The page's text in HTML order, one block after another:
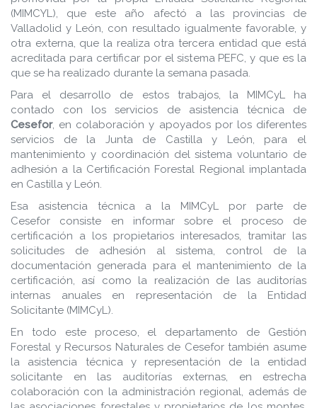
(MIMCYL), que este año afectó a las provincias de
Valladolid y León, con resultado igualmente favorable, y
otra externa, que la realiza otra tercera entidad que está
acreditada para certificar por el sistema PEFC, y que es la
que se ha realizado durante la semana pasada.
Para el desarrollo de estos trabajos, la MIMCyL ha
contado con los servicios de asistencia técnica de
Cesefor, en colaboración y apoyados por los diferentes
servicios de la Junta de Castilla y León, para el
mantenimiento y coordinación del sistema voluntario de
adhesión a la Certificación Forestal Regional implantada
en Castilla y León.
Esa asistencia técnica a la MIMCyL por parte de
Cesefor consiste en informar sobre el proceso de
certificación a los propietarios interesados, tramitar las
solicitudes de adhesión al sistema, control de la
documentación generada para el mantenimiento de la
certificación, así como la realización de las auditorías
internas anuales en representación de la Entidad
Solicitante (MIMCyL).
En todo este proceso, el departamento de Gestión
Forestal y Recursos Naturales de Cesefor también asume
la asistencia técnica y representación de la entidad
solicitante en las auditorías externas, en estrecha
colaboración con la administración regional, además de